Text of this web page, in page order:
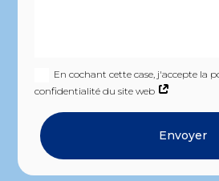
En cochant cette case, j'accepte la
confidentialité du site web
Envoyer